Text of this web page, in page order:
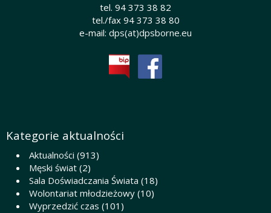
tel. 94 373 38 82
tel./fax 94 373 38 80
e-mail: dps(at)dpsborne.eu
Kategorie aktualności
Aktualności (913)
Męski świat (2)
Sala Doświadczania Świata (18)
Wolontariat młodzieżowy (10)
Wyprzedzić czas (101)